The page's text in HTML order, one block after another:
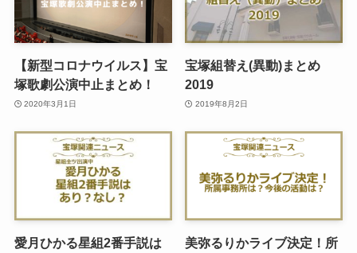
【新型コロナウイルス】宝
塚歌劇公演中止まとめ！
2020年3月1日
宝塚組替え(異動)まとめ
2019
2019年8月2日
愛月ひかる星組2番手説は
美弥るりかライブ決定！所